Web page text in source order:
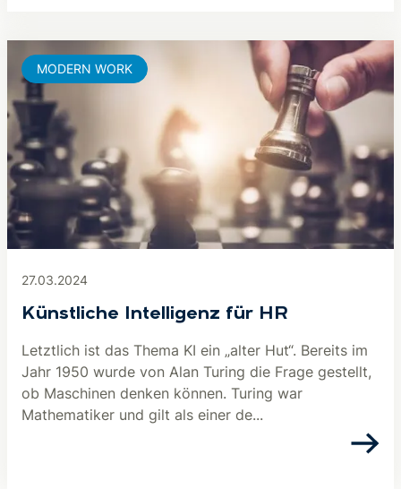
27.03.2024
Künstliche Intelligenz für HR
Letztlich ist das Thema KI ein „alter Hut“. Bereits im
Jahr 1950 wurde von Alan Turing die Frage gestellt,
ob Maschinen denken können. Turing war
Mathematiker und gilt als einer de...
MODERN WORK